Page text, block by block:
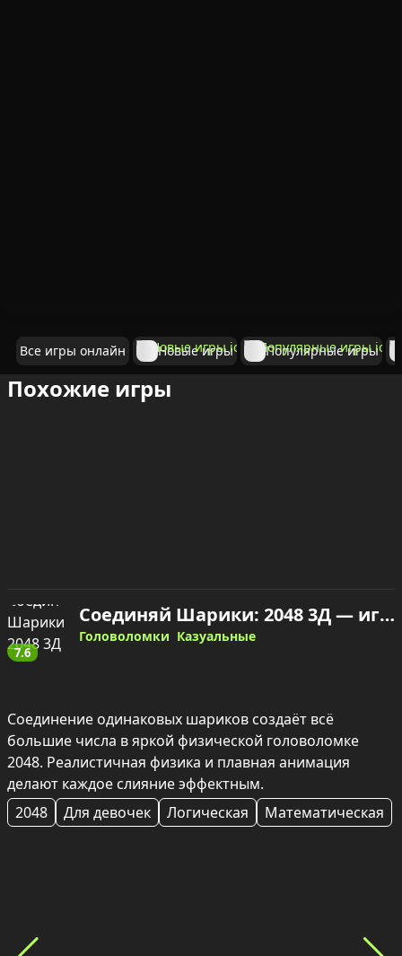
Все игры онлайн Новые игры Популярные игры
Похожие игры
7.6
Соединяй Шарики: 2048 3Д — играть онлайн
Головоломки Казуальные
Соединение одинаковых шариков создаёт всё
большие числа в яркой физической головоломке
2048. Реалистичная физика и плавная анимация
делают каждое слияние эффектным.
2048
Для девочек Логическая Математическая